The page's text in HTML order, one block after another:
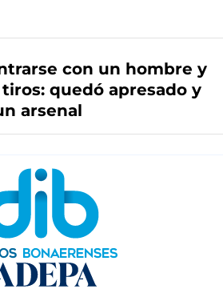
con un hombre y
quedó apresado y
arsenal